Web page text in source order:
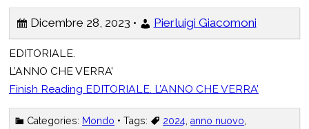
Dicembre 28, 2023 • Pierluigi Giacomoni
EDITORIALE.
L’ANNO CHE VERRA’
Finish Reading EDITORIALE. L’ANNO CHE VERRA’
Categories: Mondo • Tags: 2024 ,anno nuovo